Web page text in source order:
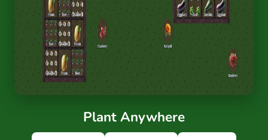
Plant Anywhere